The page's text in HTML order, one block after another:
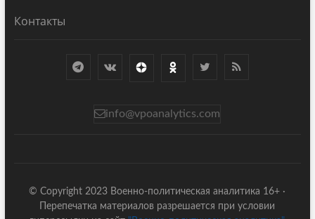
Контакты
info@vpoanalytics.com
© Copyright 2023 Военно-политическая аналитика 16+ ·
Перепечатка материалов разрешается при условии